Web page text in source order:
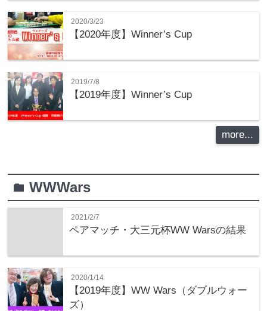
2020/3/23
【2020年度】Winner’s Cup
2019/7/8
【2019年度】Winner’s Cup
more...
folderWWWars
2021/2/7
ペアマッチ・大三元杯WW Warsの結果
2020/1/14
【2019年度】WW Wars（ダブルウォー
ズ）